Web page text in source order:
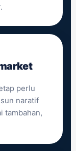
perlu
naratif
tambahan,